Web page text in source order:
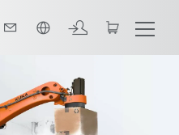
gegevens